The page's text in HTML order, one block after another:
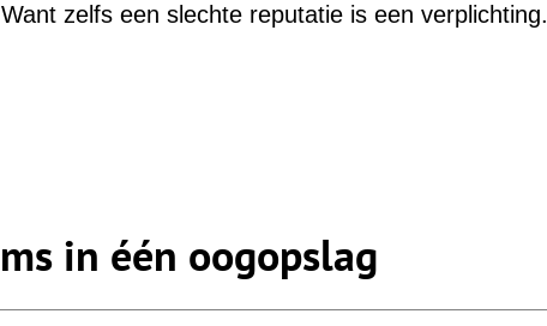
zelfs een slechte reputatie is een verplichting.
in één oogopslag